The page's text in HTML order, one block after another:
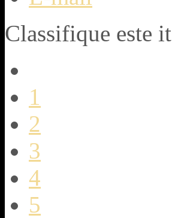
Classifique este
1
2
3
4
5